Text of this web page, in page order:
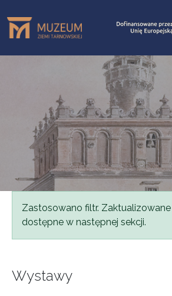
Komunikat
Zastosowano filtr.
dostępne w następnej sekcji.
Wystawy